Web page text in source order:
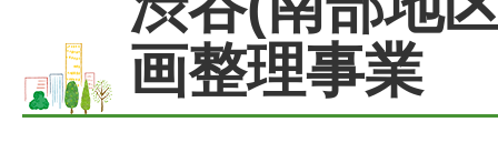
画整理事業